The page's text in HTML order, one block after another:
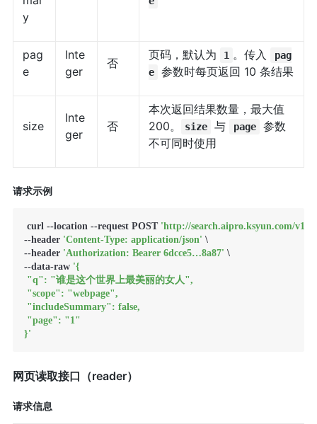
y
pag
e
Inte
ger
否
页码，默认为 1 。传入
pag
e
参数时每页返回 10 条结果
size
Inte
ger
否
本次返回结果数量，最大值
200。
size 与 page
参数
不可同时使用
请求示例
curl --location --request POST 'http://search.aipro.ksyun.com/v1/
--header 'Content-Type: application/json' \
--header 'Authorization: Bearer 6dcce5…8a87' \
--data-raw '{
"q": "谁是这个世界上最美丽的女人",
"scope": "webpage",
"includeSummary": false,
"page": "1"
}'
网页读取接口（reader）
请求信息